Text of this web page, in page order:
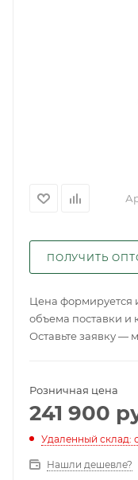
ПОЛУЧИТЬ
Цена формируется
объема поставки и
Оставьте заявку —
Розничная цена
241 900
Удаленный склад:
Нашли дешевле?